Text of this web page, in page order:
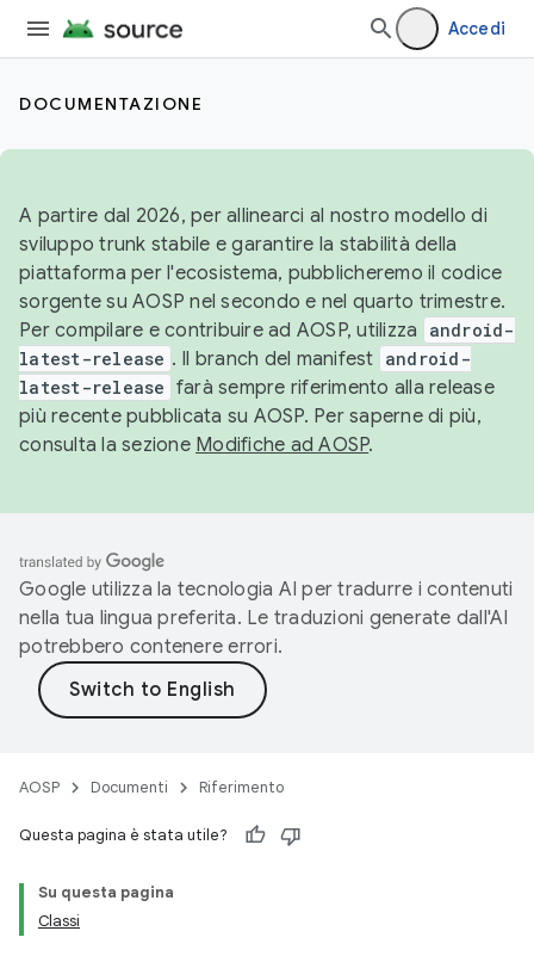
Accedi
DOCUMENTAZIONE
A partire dal 2026, per allinearci al nostro modello di
sviluppo trunk stabile e garantire la stabilità della
piattaforma per l'ecosistema, pubblicheremo il codice
sorgente su AOSP nel secondo e nel quarto trimestre.
Per compilare e contribuire ad AOSP, utilizza
android-
latest-release . Il branch del manifest android-
latest-release farà sempre riferimento alla release
più recente pubblicata su AOSP. Per saperne di più,
consulta la sezione Modifiche ad AOSP.
Google utilizza la tecnologia AI per tradurre i contenuti
nella tua lingua preferita. Le traduzioni generate dall'AI
potrebbero contenere errori.
AOSP Documenti Riferimento
Questa pagina è stata utile?
Su questa pagina
Classi